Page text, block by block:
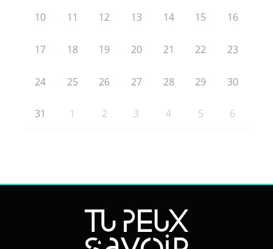
10 11 12 13 14 15 16
17 18 19 20 21 22 23
24 25 26 27 28 29 30
31 1 2 3 4 5 6